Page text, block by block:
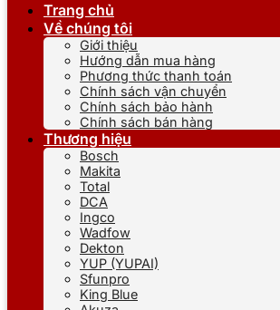
Trang chủ
Về chúng tôi
Giới thiệu
Hướng dẫn mua hàng
Phương thức thanh toán
Chính sách vận chuyển
Chính sách bảo hành
Chính sách bán hàng
Thương hiệu
Bosch
Makita
Total
DCA
Ingco
Wadfow
Dekton
YUP (YUPAI)
Sfunpro
King Blue